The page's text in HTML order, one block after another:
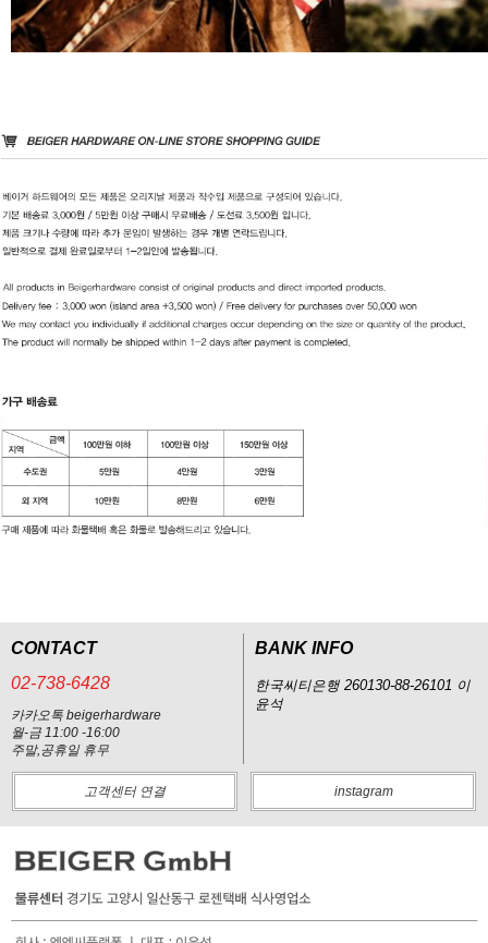
CONTACT
02-738-6428
카카오톡 beigerhardware
월-금 11:00 -16:00
주말,공휴일 휴무
BANK INFO
한국씨티은행 260130-88-26101 이
윤석
고객센터 연결 instagram